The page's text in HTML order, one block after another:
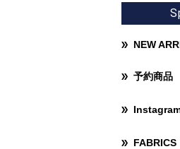
NEW
予約商品
FABRICS